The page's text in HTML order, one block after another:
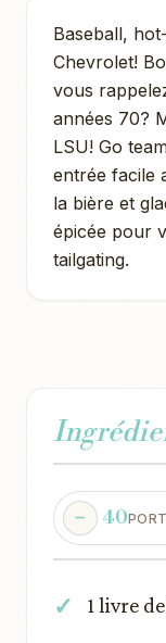
Baseball,
Chevrolet!
vous
années 70?
LSU! Go
entrée facile
la bière et
épicée pour
tailgating.
40
1 livre